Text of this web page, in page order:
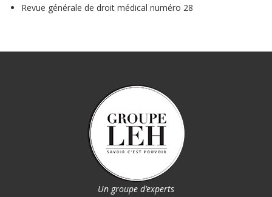
Revue générale de droit médical numéro 28
Un groupe d’experts